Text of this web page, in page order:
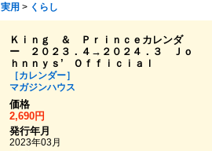
実用 > くらし
Ｋｉｎｇ ＆ Ｐｒｉｎｃｅカレンダ
ー ２０２３．４→２０２４．３ Ｊｏ
ｈｎｎｙｓ’ Ｏｆｆｉｃｉａｌ
［カレンダー］
マガジンハウス
価格
2,690円
発行年月
2023年03月